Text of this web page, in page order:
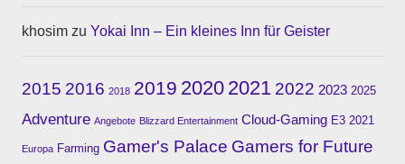
khosim zu Yokai Inn – Ein kleines Inn für Geister
2015 2016 2018 2019 2020 2021 2022 2023 2025
Adventure Angebote Blizzard Entertainment Cloud-Gaming E3 2021
Europa Farming Gamer's Palace Gamers for Future